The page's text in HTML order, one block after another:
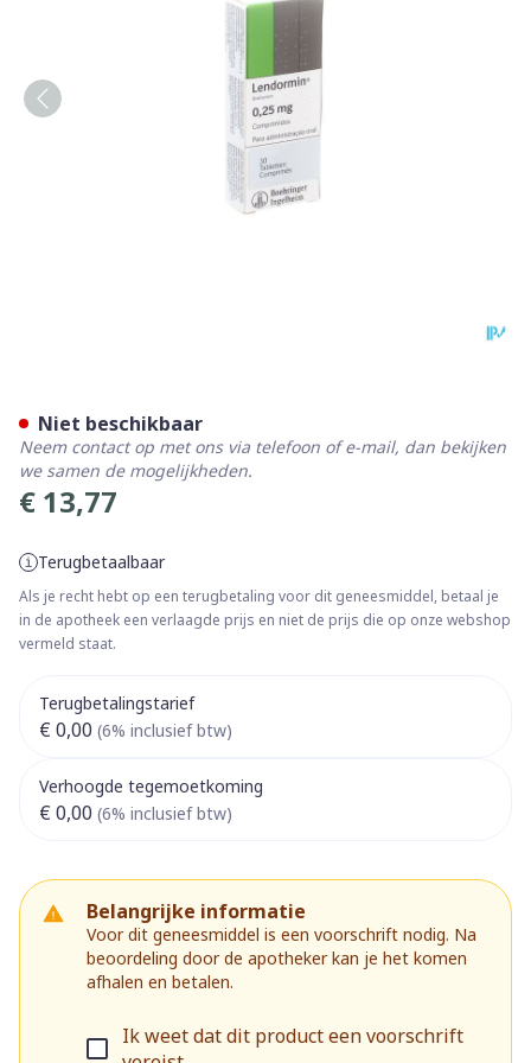
€ 13,77
Terugbetaalbaar
Als je recht hebt op een terugbetaling voor dit geneesmiddel, betaal je
in de apotheek een verlaagde prijs en niet de prijs die op onze webshop
vermeld staat.
Terugbetalingstarief
€ 0,00 (6% inclusief btw)
Verhoogde tegemoetkoming
€ 0,00 (6% inclusief btw)
Belangrijke informatie
Voor dit geneesmiddel is een voorschrift nodig. Na
beoordeling door de apotheker kan je het komen
afhalen en betalen.
Ik weet dat dit product een voorschrift
Niet beschikbaar
Neem contact op met ons via telefoon of e-mail, dan bekijken
we samen de mogelijkheden.